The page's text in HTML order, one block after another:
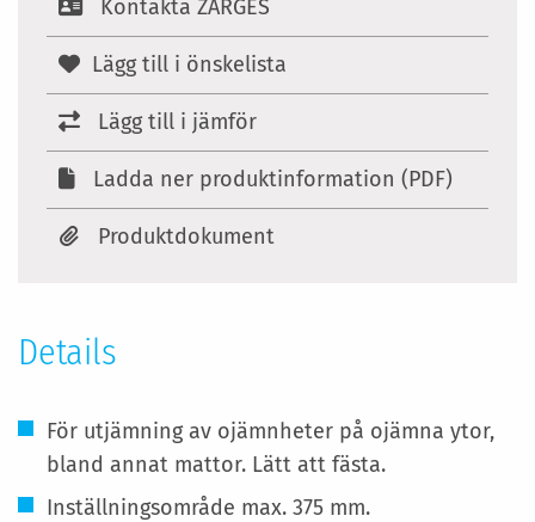
Kontakta ZARGES
Lägg till i önskelista
Lägg till i jämför
Ladda ner produktinformation (PDF)
Produktdokument
Details
För utjämning av ojämnheter på ojämna ytor,
bland annat mattor. Lätt att fästa.
Inställningsområde max. 375 mm.